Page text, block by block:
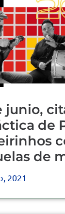
junio,
de
de
2021